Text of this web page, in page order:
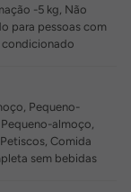
-5 kg, Não
para pessoas com
condicionado
Pequeno-
almoço,
Comida
sem bebidas